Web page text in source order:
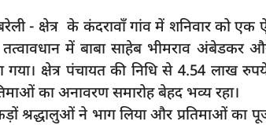
- क्षेत्र के कंदरावाँ गांव में शनिवार को
में बाबा साहेब भीमराव अंबेडकर
गया। क्षेत्र पंचायत की निधि से 4.54 लाख
का अनावरण समारोह बेहद भव्य रहा।
श्रद्धालुओं ने भाग लिया और प्रतिमाओं का